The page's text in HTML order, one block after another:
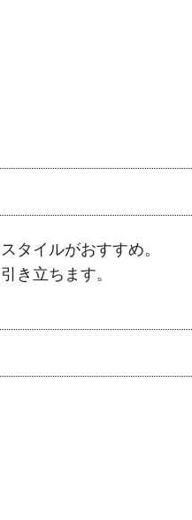
タイルがおすすめ。
き立ちます。